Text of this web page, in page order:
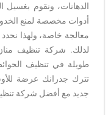
الدهانات، ونقوم بغسيل
أدوات مخصصة لمنع
معالجة خاصة، ولهذا نحدد
لذلك. شركة تنظيف
طويلة في تنظيف
تترك جدرانك عرضة
جديد مع أفضل شركة